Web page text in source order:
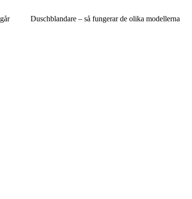
Duschblandare – så fungerar de olika modellerna